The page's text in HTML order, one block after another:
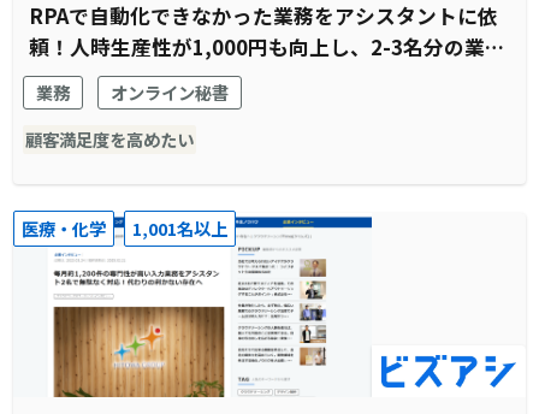
RPAで自動化できなかった業務をアシスタントに依
頼！人時生産性が1,000円も向上し、2-3名分の業務
工数をコア業務に転換
業務
オンライン秘書
顧客満足度を高めたい
医療・化学 1,001名以上